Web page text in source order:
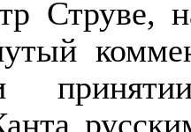
Струве,